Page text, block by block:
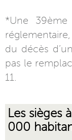
*Une
du décès
pas le
11.
Les sièges
000